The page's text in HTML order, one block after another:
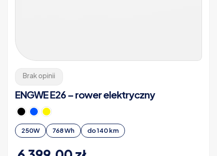
Brak opinii
ENGWE E26 – rower elektryczny
250W 768 Wh do 140 km